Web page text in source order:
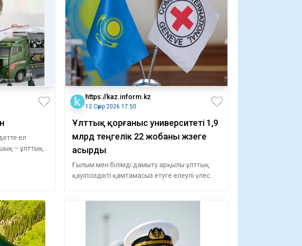
ел
– ұлттық
https://kaz.inform.kz
12 Сәуір 2026 17:50
Ұлттық қорғаныс университеті 1,9
млрд теңгелік 22 жобаны жүзеге
асырды
Ғылым мен білімді дамыту арқылы ұлттық
қауіпсіздікті қамтамасыз етуге елеулі үлес